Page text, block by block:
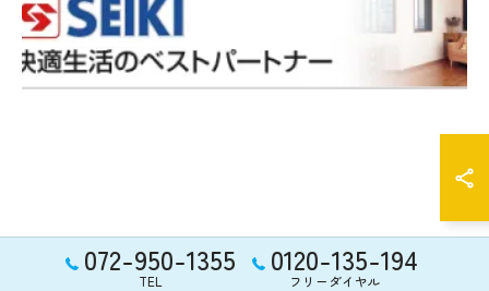
072-950-1355
TEL
0120-135-194
フリーダイヤル